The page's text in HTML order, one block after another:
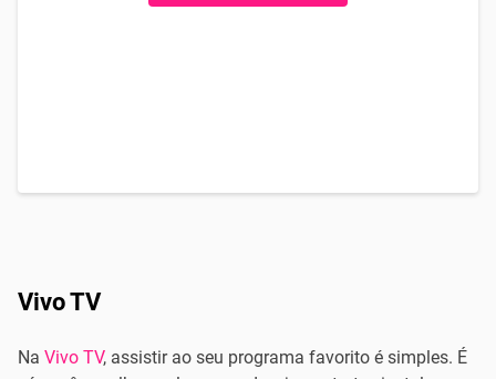
Vivo TV
Na Vivo TV, assistir ao seu programa favorito é simples. É